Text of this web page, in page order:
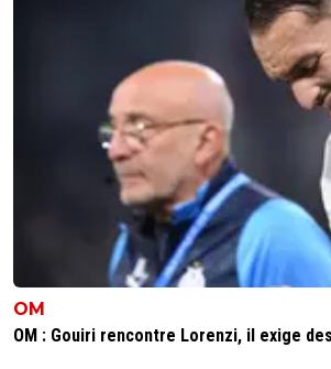
OM
OM : Gouiri rencontre Lorenzi, il exige